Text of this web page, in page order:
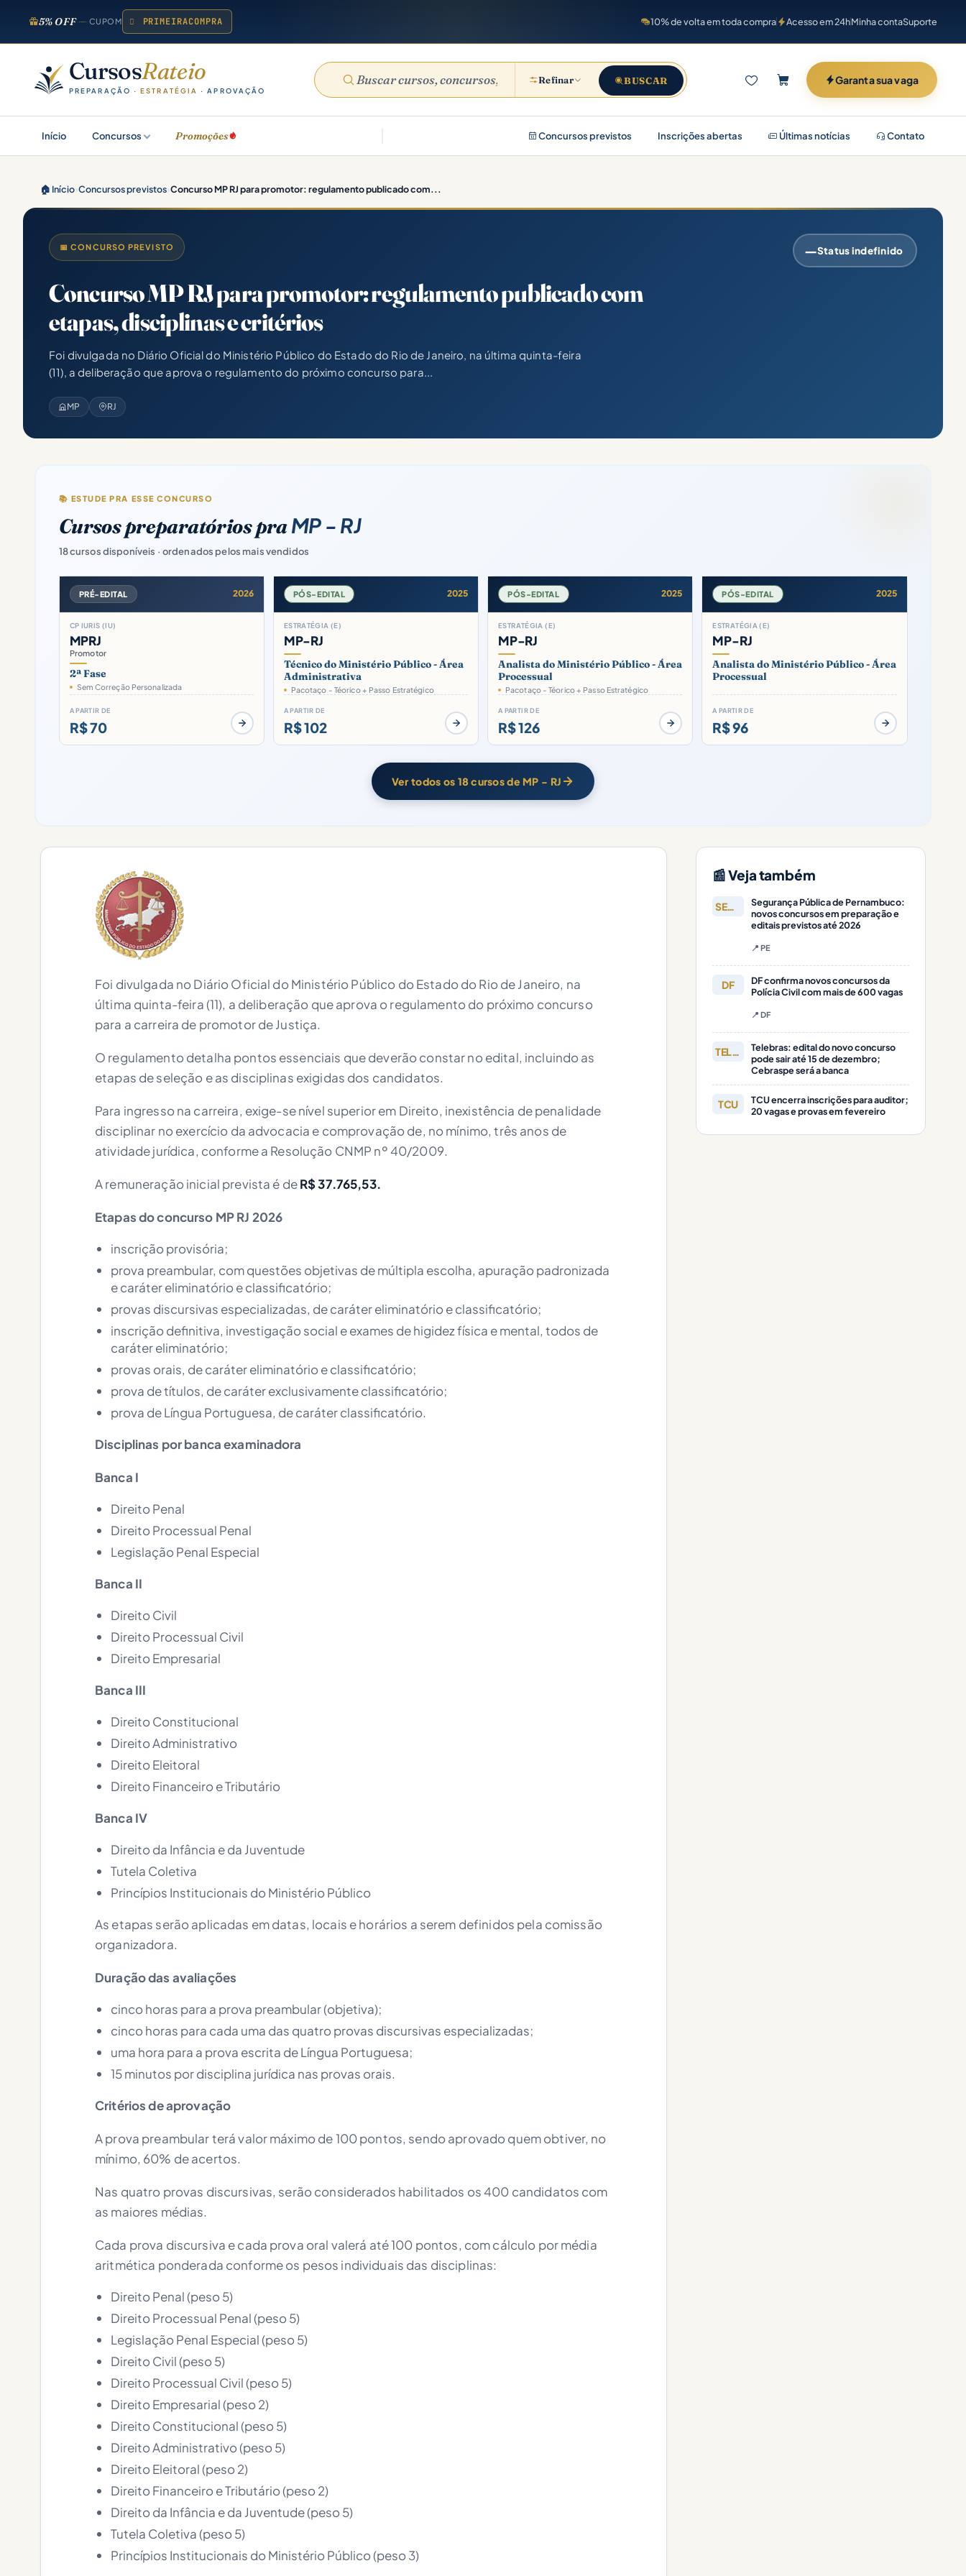
5% OFF CUPOM PRIMEIRACOMPRA 10% de volta em toda compra Acesso em 24hMinha contaSuporte
CursosRateio
PREPARAÇÃO ·ESTRATÉGIA · APROVAÇÃO
Refinar BUSCAR Garanta sua vaga
Início Concursos Promoções Concursos previstos Inscrições abertas Últimas notícias Contato
🏠 Início›Concursos previstos›Concurso MP RJ para promotor: regulamento publicado com...
📅 CONCURSO PREVISTO —Status indefinido
Concurso MP RJ para promotor: regulamento publicado com
etapas, disciplinas e critérios
Foi divulgada no Diário Oficial do Ministério Público do Estado do Rio de Janeiro, na última quinta-feira
(11), a deliberação que aprova o regulamento do próximo concurso para...
MP RJ
📚 ESTUDE PRA ESSE CONCURSO
Cursos preparatórios praMP - RJ
18 cursos disponíveis · ordenados pelos mais vendidos
PRÉ-EDITAL 2026
CP IURIS (IU)
MPRJ
Promotor
2ª Fase
Sem Correção Personalizada
A PARTIR DE
R$ 70
PÓS-EDITAL 2025
ESTRATÉGIA (E)
MP-RJ
Técnico do Ministério Público - Área
Administrativa
Pacotaço - Téorico + Passo Estratégico
A PARTIR DE
R$ 102
PÓS-EDITAL 2025
ESTRATÉGIA (E)
MP-RJ
Analista do Ministério Público - Área
Processual
Pacotaço - Téorico + Passo Estratégico
A PARTIR DE
R$ 126
PÓS-EDITAL 2025
ESTRATÉGIA (E)
MP-RJ
Analista do Ministério Público - Área
Processual
A PARTIR DE
R$ 96
Ver todos os 18 cursos de MP - RJ
Foi divulgada no Diário Oficial do Ministério Público do Estado do Rio de Janeiro, na
última quinta-feira (11), a deliberação que aprova o regulamento do próximo concurso
para a carreira de promotor de Justiça.
O regulamento detalha pontos essenciais que deverão constar no edital, incluindo as
etapas de seleção e as disciplinas exigidas dos candidatos.
Para ingresso na carreira, exige-se nível superior em Direito, inexistência de penalidade
disciplinar no exercício da advocacia e comprovação de, no mínimo, três anos de
atividade jurídica, conforme a Resolução CNMP nº 40/2009.
A remuneração inicial prevista é deR$ 37.765,53.
Etapas do concurso MP RJ 2026
inscrição provisória;
prova preambular, com questões objetivas de múltipla escolha, apuração padronizada
e caráter eliminatório e classificatório;
provas discursivas especializadas, de caráter eliminatório e classificatório;
inscrição definitiva, investigação social e exames de higidez física e mental, todos de
caráter eliminatório;
provas orais, de caráter eliminatório e classificatório;
prova de títulos, de caráter exclusivamente classificatório;
prova de Língua Portuguesa, de caráter classificatório.
Disciplinas por banca examinadora
Banca I
Direito Penal
Direito Processual Penal
Legislação Penal Especial
Banca II
Direito Civil
Direito Processual Civil
Direito Empresarial
Banca III
Direito Constitucional
Direito Administrativo
Direito Eleitoral
Direito Financeiro e Tributário
Banca IV
Direito da Infância e da Juventude
Tutela Coletiva
Princípios Institucionais do Ministério Público
As etapas serão aplicadas em datas, locais e horários a serem definidos pela comissão
organizadora.
Duração das avaliações
cinco horas para a prova preambular (objetiva);
cinco horas para cada uma das quatro provas discursivas especializadas;
uma hora para a prova escrita de Língua Portuguesa;
15 minutos por disciplina jurídica nas provas orais.
Critérios de aprovação
A prova preambular terá valor máximo de 100 pontos, sendo aprovado quem obtiver, no
mínimo, 60% de acertos.
Nas quatro provas discursivas, serão considerados habilitados os 400 candidatos com
as maiores médias.
Cada prova discursiva e cada prova oral valerá até 100 pontos, com cálculo por média
aritmética ponderada conforme os pesos individuais das disciplinas:
Direito Penal (peso 5)
Direito Processual Penal (peso 5)
Legislação Penal Especial (peso 5)
Direito Civil (peso 5)
Direito Processual Civil (peso 5)
Direito Empresarial (peso 2)
Direito Constitucional (peso 5)
Direito Administrativo (peso 5)
Direito Eleitoral (peso 2)
Direito Financeiro e Tributário (peso 2)
Direito da Infância e da Juventude (peso 5)
Tutela Coletiva (peso 5)
Princípios Institucionais do Ministério Público (peso 3)
📰 Veja também
SEGURANÇA
Segurança Pública de Pernambuco:
novos concursos em preparação e
editais previstos até 2026
📍 PE
DF
DF confirma novos concursos da
Polícia Civil com mais de 600 vagas
📍 DF
TELEBRAS
Telebras: edital do novo concurso
pode sair até 15 de dezembro;
Cebraspe será a banca
TCU
TCU encerra inscrições para auditor;
20 vagas e provas em fevereiro